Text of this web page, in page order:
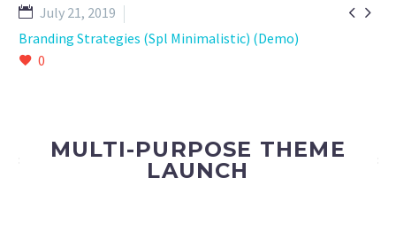
 
July 21, 2019
Branding Strategies (Spl Minimalistic) (Demo)
0
MULTI-PURPOSE THEME
LAUNCH